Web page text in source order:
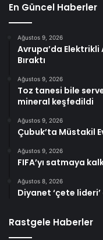
En Güncel Haberler
Ağustos 9, 2026
Avrupa’da
Bıraktı
Ağustos 9, 2026
Toz tanesi bile
mineral keşfedildi
Ağustos 9, 2026
Çubuk’ta Müstakil
Ağustos 9, 2026
FIFA’yı satmaya
Ağustos 8, 2026
Diyanet ‘çete
Rastgele Haberler